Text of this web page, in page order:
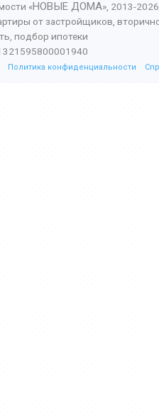
«НОВЫЕ ДОМА», 2013-2026
от застройщиков,
подбор ипотеки
Политика конфиденциальности